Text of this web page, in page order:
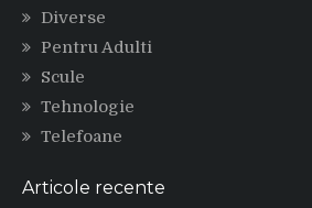
Diverse
Pentru Adulti
Scule
Tehnologie
Telefoane
Articole recente